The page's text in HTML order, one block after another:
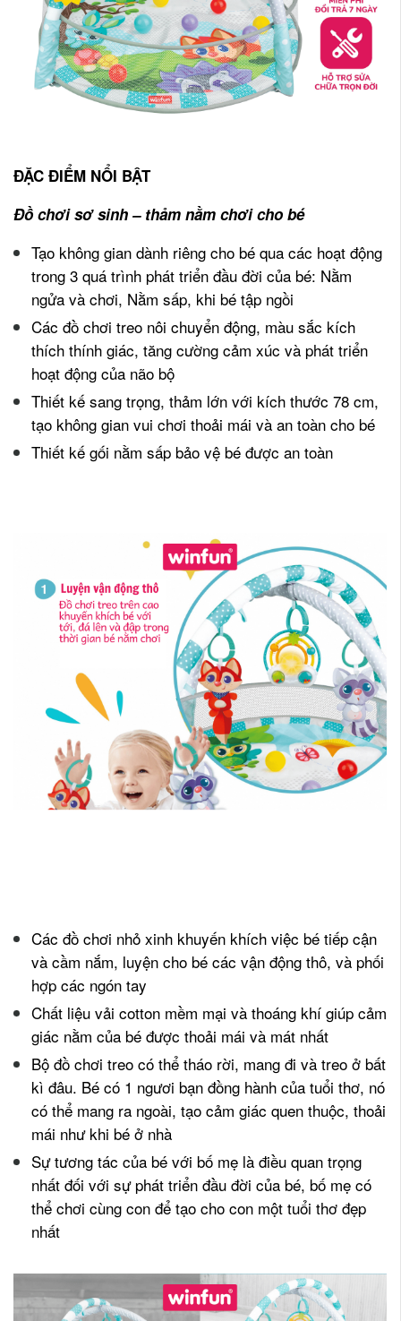
ĐẶC ĐIỂM NỔI BẬT
Đồ chơi sơ sinh – thảm nằm chơi cho bé
Tạo không gian dành riêng cho bé qua các hoạt động
trong 3 quá trình phát triển đầu đời của bé: Nằm
ngửa và chơi, Nằm sấp, khi bé tập ngồi
Các đồ chơi treo nôi chuyển động, màu sắc kích
thích thính giác, tăng cường cảm xúc và phát triển
hoạt động của não bộ
Thiết kế sang trọng, thảm lớn với kích thước 78 cm,
tạo không gian vui chơi thoải mái và an toàn cho bé
Thiết kế gối nằm sấp bảo vệ bé được an toàn
Các đồ chơi nhỏ xinh khuyến khích việc bé tiếp cận
và cầm nắm, luyện cho bé các vận động thô, và phối
hợp các ngón tay
Chất liệu vải cotton mềm mại và thoáng khí giúp cảm
giác nằm của bé được thoải mái và mát nhất
Bộ đồ chơi treo có thể tháo rời, mang đi và treo ở bất
kì đâu. Bé có 1 ngươi bạn đồng hành của tuổi thơ, nó
có thể mang ra ngoài, tạo cảm giác quen thuộc, thoải
mái như khi bé ở nhà
Sự tương tác của bé với bố mẹ là điều quan trọng
nhất đối với sự phát triển đầu đời của bé, bố mẹ có
thể chơi cùng con để tạo cho con một tuổi thơ đẹp
nhất